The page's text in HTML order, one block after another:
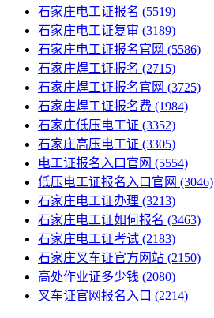
石家庄电工证报名 (5519)
石家庄电工证复审 (3189)
石家庄电工证报名官网 (5586)
石家庄焊工证报名 (2715)
石家庄焊工证报名官网 (3725)
石家庄焊工证报名费 (1984)
石家庄低压电工证 (3352)
石家庄高压电工证 (3305)
电工证报名入口官网 (5554)
低压电工证报名入口官网 (3046)
石家庄电工证办理 (3213)
石家庄电工证如何报名 (3463)
石家庄电工证考试 (2183)
石家庄叉车证官方网站 (2150)
高处作业证多少钱 (2080)
叉车证官网报名入口 (2214)